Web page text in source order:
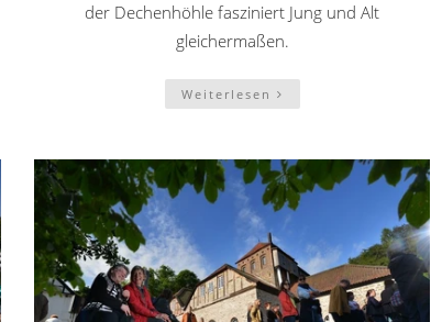
der Dechenhöhle fasziniert Jung und Alt
gleichermaßen.
Weiterlesen